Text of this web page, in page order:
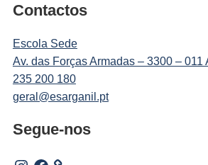
Contactos
Escola Sede
Av. das Forças Armadas – 3300 – 011
235 200 180
geral@esarganil.pt
Segue-nos
Instagram
Facebook